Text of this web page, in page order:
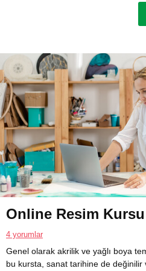
Online Resim Kursu
4 yorumlar
Genel olarak akrilik ve yağlı boya
bu kursta, sanat tarihine de değinilir